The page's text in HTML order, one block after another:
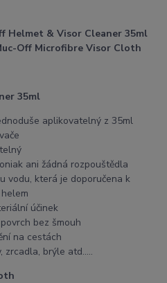
Helmet & Visor Cleaner 35ml
Off Microfibre Visor Cloth
35ml
aplikovatelný z 35ml
ani žádná rozpouštědla
vodu, která je doporučena k
účinek
bez šmouh
na cestách
zrcadla, brýle atd…..